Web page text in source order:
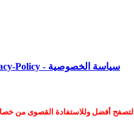
سياسة الخصوصية - Privacy-Policy
لتصفح أفضل وللاستفادة القصوى من